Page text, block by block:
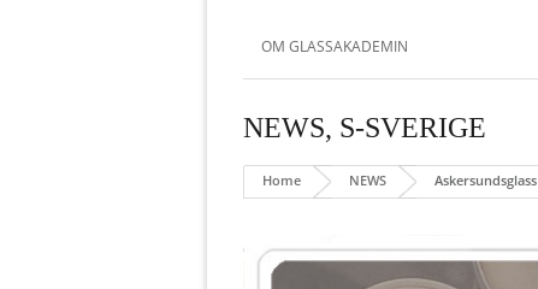
OM GLASSAKADEMIN
NEWS, S-SVERIGE
Home NEWS Askersundsglass